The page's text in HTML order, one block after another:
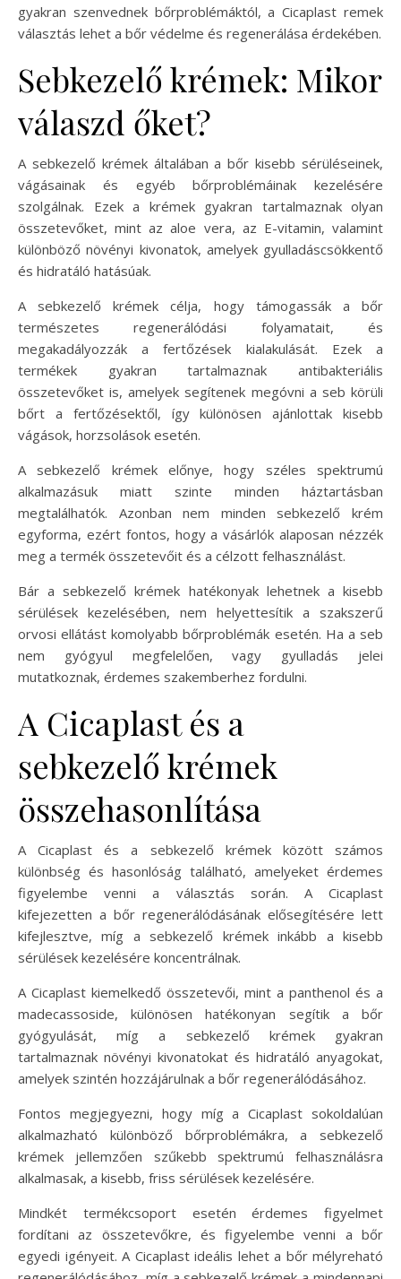
gyakran szenvednek bőrproblémáktól, a Cicaplast remek
választás lehet a bőr védelme és regenerálása érdekében.
Sebkezelő krémek: Mikor
válaszd őket?
A sebkezelő krémek általában a bőr kisebb sérüléseinek,
vágásainak és egyéb bőrproblémáinak kezelésére
szolgálnak. Ezek a krémek gyakran tartalmaznak olyan
összetevőket, mint az aloe vera, az E-vitamin, valamint
különböző növényi kivonatok, amelyek gyulladáscsökkentő
és hidratáló hatásúak.
A sebkezelő krémek célja, hogy támogassák a bőr
természetes regenerálódási folyamatait, és
megakadályozzák a fertőzések kialakulását. Ezek a
termékek gyakran tartalmaznak antibakteriális
összetevőket is, amelyek segítenek megóvni a seb körüli
bőrt a fertőzésektől, így különösen ajánlottak kisebb
vágások, horzsolások esetén.
A sebkezelő krémek előnye, hogy széles spektrumú
alkalmazásuk miatt szinte minden háztartásban
megtalálhatók. Azonban nem minden sebkezelő krém
egyforma, ezért fontos, hogy a vásárlók alaposan nézzék
meg a termék összetevőit és a célzott felhasználást.
Bár a sebkezelő krémek hatékonyak lehetnek a kisebb
sérülések kezelésében, nem helyettesítik a szakszerű
orvosi ellátást komolyabb bőrproblémák esetén. Ha a seb
nem gyógyul megfelelően, vagy gyulladás jelei
mutatkoznak, érdemes szakemberhez fordulni.
A Cicaplast és a
sebkezelő krémek
összehasonlítása
A Cicaplast és a sebkezelő krémek között számos
különbség és hasonlóság található, amelyeket érdemes
figyelembe venni a választás során. A Cicaplast
kifejezetten a bőr regenerálódásának elősegítésére lett
kifejlesztve, míg a sebkezelő krémek inkább a kisebb
sérülések kezelésére koncentrálnak.
A Cicaplast kiemelkedő összetevői, mint a panthenol és a
madecassoside, különösen hatékonyan segítik a bőr
gyógyulását, míg a sebkezelő krémek gyakran
tartalmaznak növényi kivonatokat és hidratáló anyagokat,
amelyek szintén hozzájárulnak a bőr regenerálódásához.
Fontos megjegyezni, hogy míg a Cicaplast sokoldalúan
alkalmazható különböző bőrproblémákra, a sebkezelő
krémek jellemzően szűkebb spektrumú felhasználásra
alkalmasak, a kisebb, friss sérülések kezelésére.
Mindkét termékcsoport esetén érdemes figyelmet
fordítani az összetevőkre, és figyelembe venni a bőr
egyedi igényeit. A Cicaplast ideális lehet a bőr mélyreható